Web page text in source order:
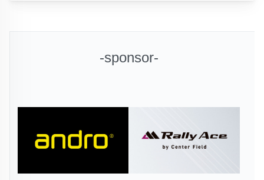
-sponsor-